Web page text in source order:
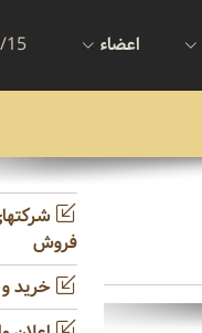
اعضاء 15
فروش
خرید